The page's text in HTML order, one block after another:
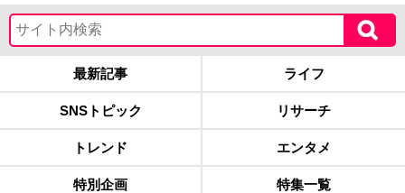
最新記事 ライフ
SNSトピック リサーチ
トレンド エンタメ
特別企画 特集一覧